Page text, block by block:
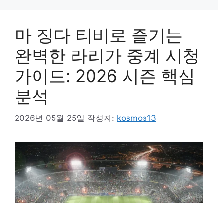
마 징다 티비로 즐기는
완벽한 라리가 중계 시청
가이드: 2026 시즌 핵심
분석
2026년 05월 25일 작성자: kosmos13